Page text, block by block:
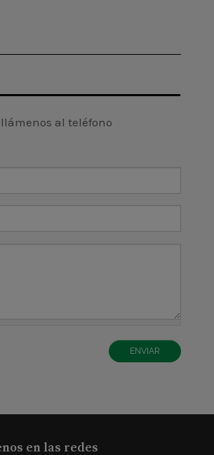
al teléfono
ENVIAR
en las redes